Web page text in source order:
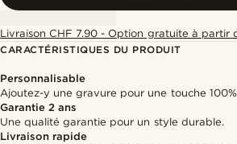
Livraison CHF 7.90 - Option gratuite à partir
CARACTÉRISTIQUES DU PRODUIT
Personnalisable
Ajoutez-y une gravure pour une touche
Garantie 2 ans
Une qualité garantie pour un style durable.
Livraison rapide